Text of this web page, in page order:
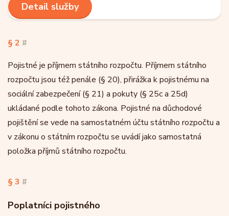
Detail služby
§ 2 #
Pojistné je příjmem státního rozpočtu. Příjmem státního
rozpočtu jsou též penále (§ 20), přirážka k pojistnému na
sociální zabezpečení (§ 21) a pokuty (§ 25c a 25d)
ukládané podle tohoto zákona. Pojistné na důchodové
pojištění se vede na samostatném účtu státního rozpočtu a
v zákonu o státním rozpočtu se uvádí jako samostatná
položka příjmů státního rozpočtu.
§ 3 #
Poplatníci pojistného